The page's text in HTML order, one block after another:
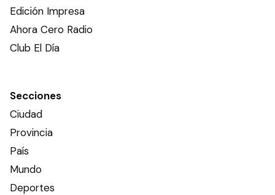
Edición Impresa
Ahora Cero Radio
Club El Día
Secciones
Ciudad
Provincia
País
Mundo
Deportes